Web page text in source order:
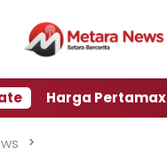
Pertamax Turun